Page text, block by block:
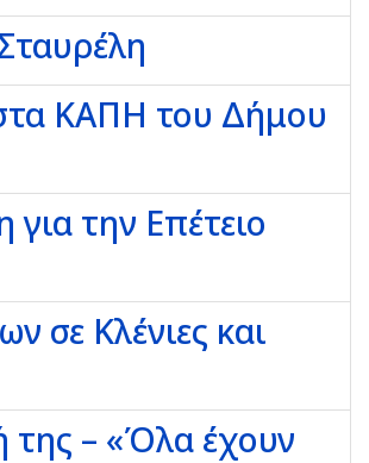
ΚΑΠΗ του Δήμου
την Επέτειο
σε Κλένιες και
της – «Όλα έχουν